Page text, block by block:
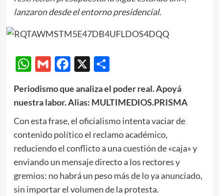
lanzaron desde el entorno presidencial.
WhatsApp
GmailFacebook
X Compartir
Periodismo que analiza el poder real. Apoyá
nuestra labor. Alias: MULTIMEDIOS.PRISMA
Con esta frase, el oficialismo intenta vaciar de
contenido político el reclamo académico,
reduciendo el conflicto a una cuestión de «caja» y
enviando un mensaje directo a los rectores y
gremios: no habrá un peso más de lo ya anunciado,
sin importar el volumen de la protesta.